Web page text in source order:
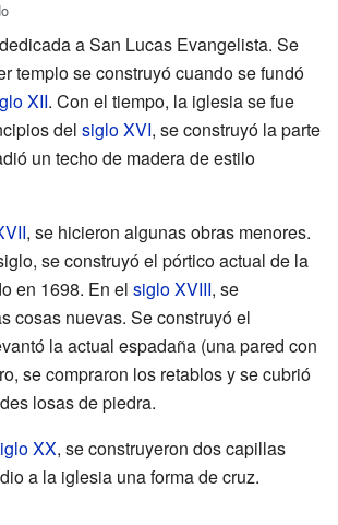
a San Lucas Evangelista. Se
templo se construyó cuando se fundó
XII. Con el tiempo, la iglesia se fue
del siglo XVI, se construyó la parte
un techo de madera de estilo
, se hicieron algunas obras menores.
se construyó el pórtico actual de la
en 1698. En el siglo XVIII, se
cosas nuevas. Se construyó el
la actual espadaña (una pared con
se compraron los retablos y se cubrió
losas de piedra.
XX, se construyeron dos capillas
a la iglesia una forma de cruz.